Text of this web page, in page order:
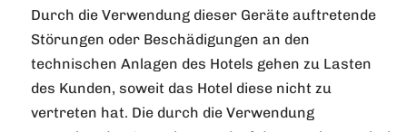
Durch die Verwendung dieser Geräte auftretende
Störungen oder Beschädigungen an den
technischen Anlagen des Hotels gehen zu Lasten
des Kunden, soweit das Hotel diese nicht zu
vertreten hat. Die durch die Verwendung